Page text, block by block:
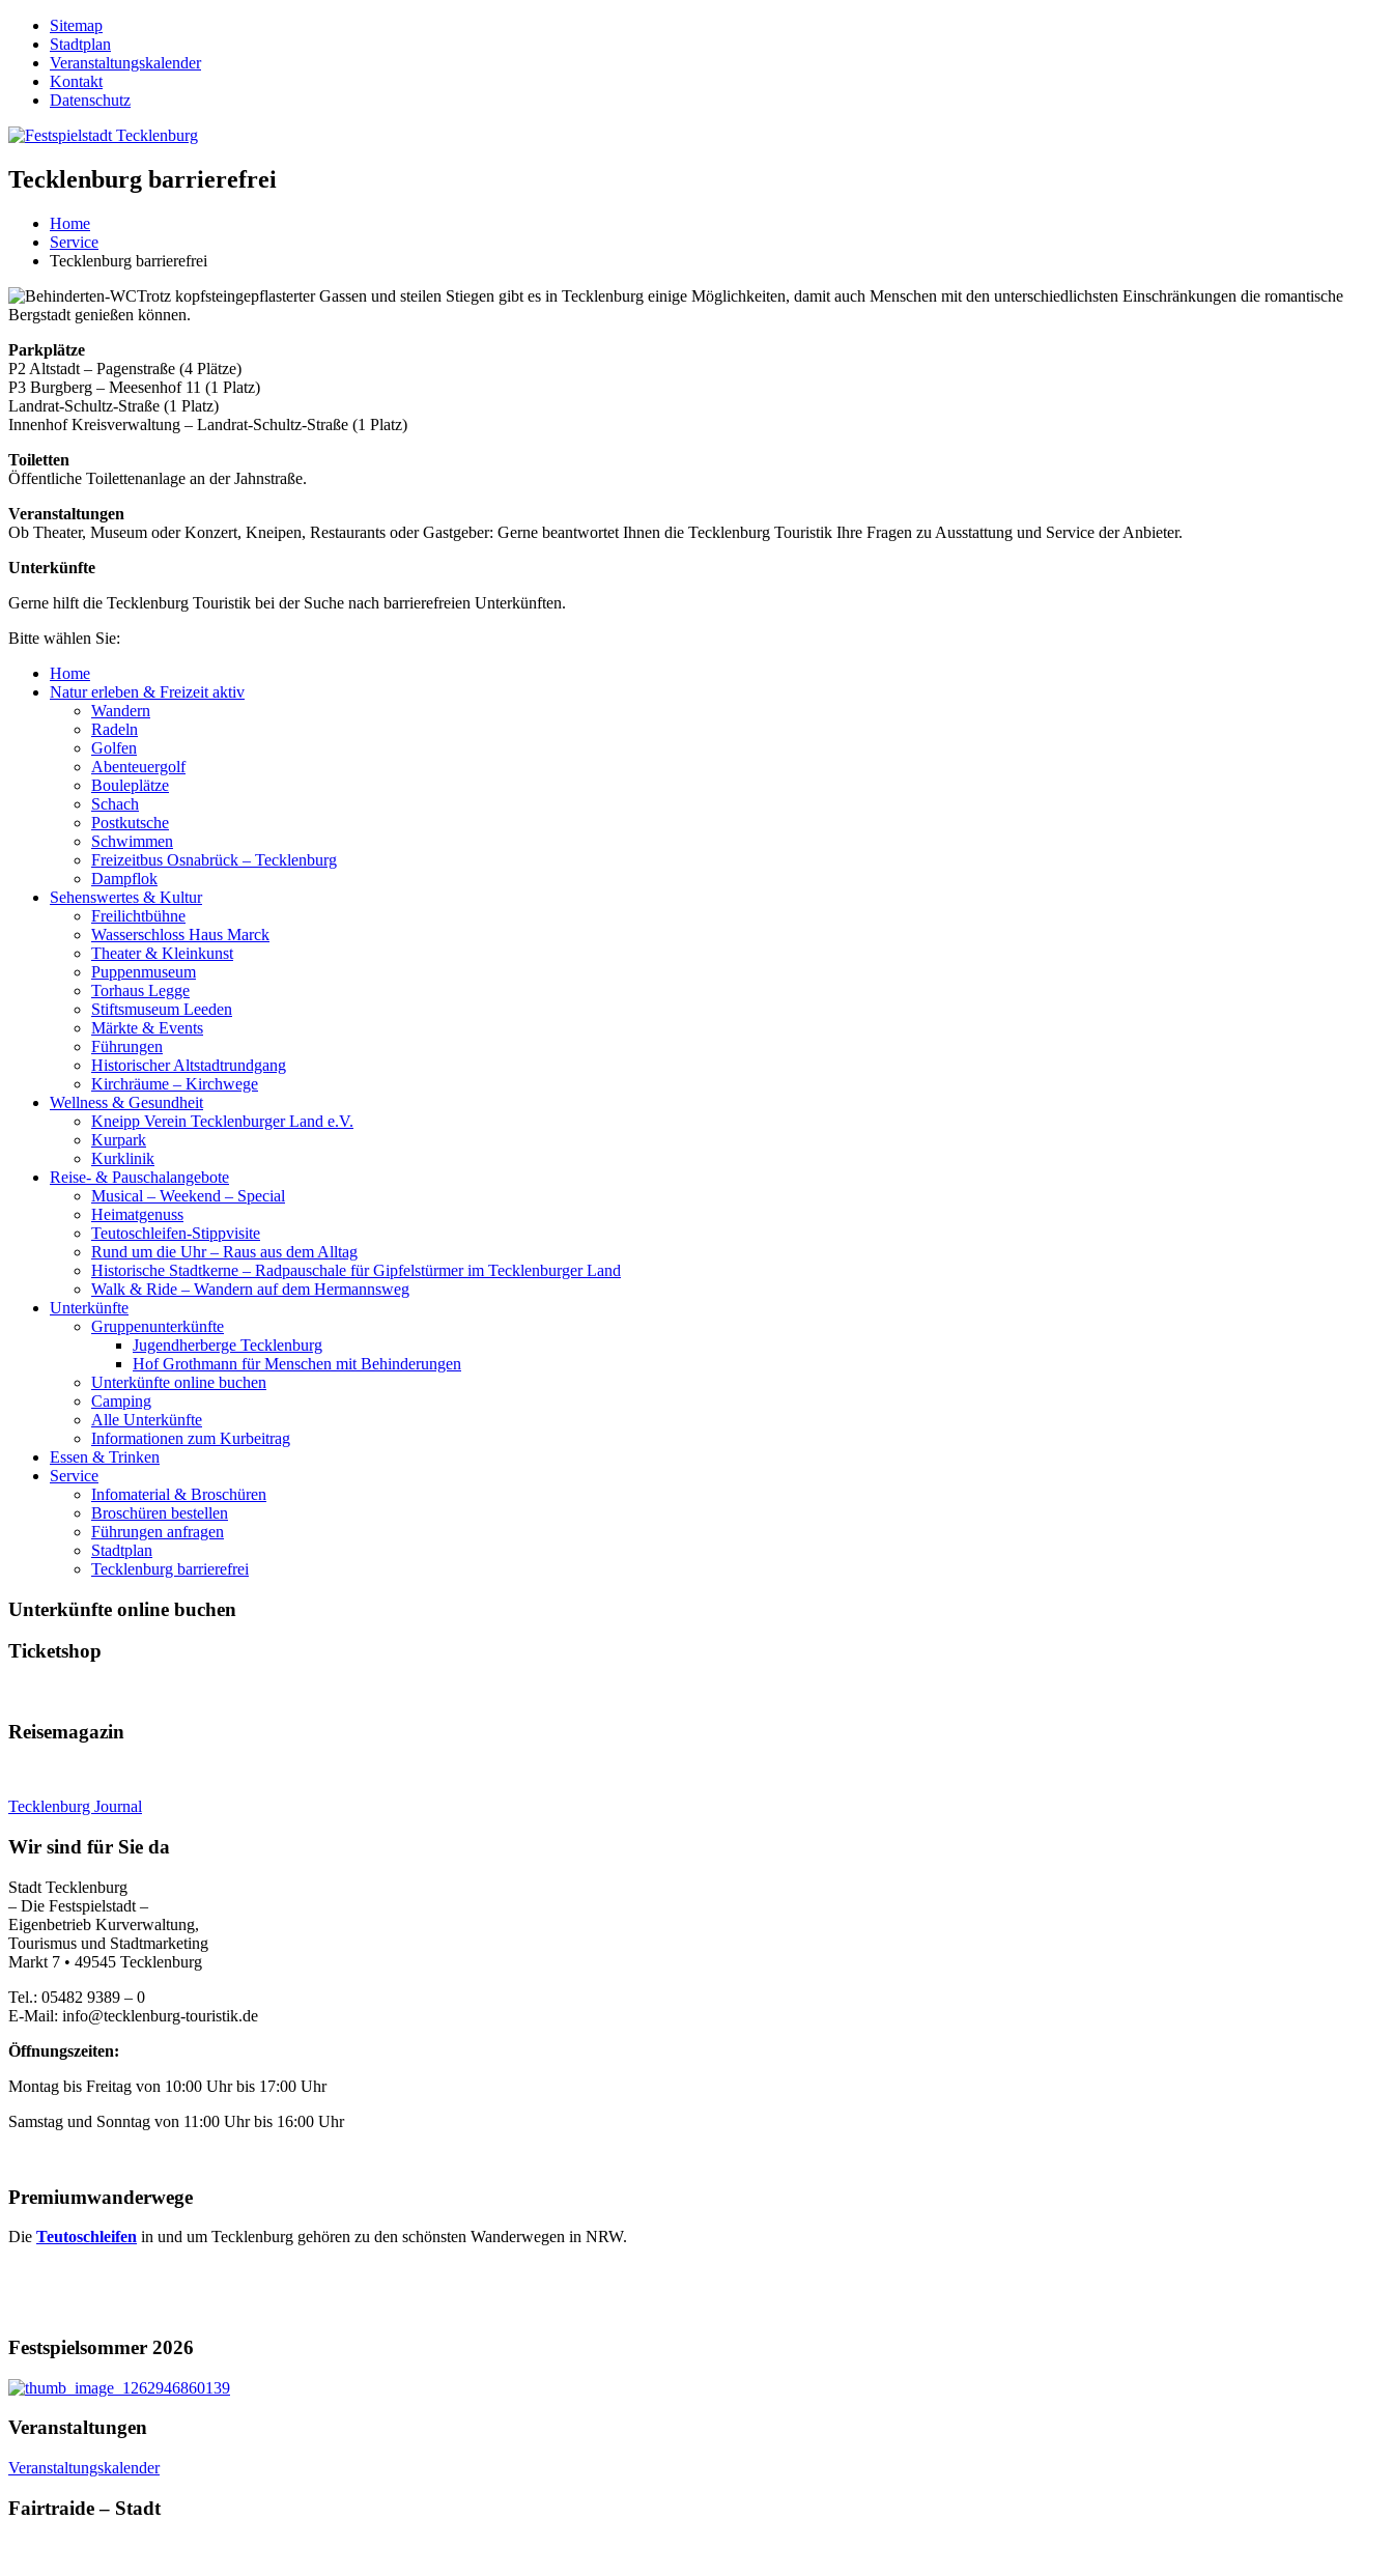
Sitemap
Stadtplan
Veranstaltungskalender
Kontakt
Datenschutz
Tecklenburg barrierefrei
Home
Service
Tecklenburg barrierefrei
Trotz kopfsteingepflasterter Gassen und steilen Stiegen gibt es in Tecklenburg einige Möglichkeiten, damit auch Menschen mit den unterschiedlichsten Einschränkungen die romantische
Bergstadt genießen können.
Parkplätze
P2 Altstadt – Pagenstraße (4 Plätze)
P3 Burgberg – Meesenhof 11 (1 Platz)
Landrat-Schultz-Straße (1 Platz)
Innenhof Kreisverwaltung – Landrat-Schultz-Straße (1 Platz)
Toiletten
Öffentliche Toilettenanlage an der Jahnstraße.
Veranstaltungen
Ob Theater, Museum oder Konzert, Kneipen, Restaurants oder Gastgeber: Gerne beantwortet Ihnen die Tecklenburg Touristik Ihre Fragen zu Ausstattung und Service der Anbieter.
Unterkünfte
Gerne hilft die Tecklenburg Touristik bei der Suche nach barrierefreien Unterkünften.
Bitte wählen Sie:
Home
Natur erleben & Freizeit aktiv
Wandern
Radeln
Golfen
Abenteuergolf
Bouleplätze
Schach
Postkutsche
Schwimmen
Freizeitbus Osnabrück – Tecklenburg
Dampflok
Sehenswertes & Kultur
Freilichtbühne
Wasserschloss Haus Marck
Theater & Kleinkunst
Puppenmuseum
Torhaus Legge
Stiftsmuseum Leeden
Märkte & Events
Führungen
Historischer Altstadtrundgang
Kirchräume – Kirchwege
Wellness & Gesundheit
Kneipp Verein Tecklenburger Land e.V.
Kurpark
Kurklinik
Reise- & Pauschalangebote
Musical – Weekend – Special
Heimatgenuss
Teutoschleifen-Stippvisite
Rund um die Uhr – Raus aus dem Alltag
Historische Stadtkerne – Radpauschale für Gipfelstürmer im Tecklenburger Land
Walk & Ride – Wandern auf dem Hermannsweg
Unterkünfte
Gruppenunterkünfte
Jugendherberge Tecklenburg
Hof Grothmann für Menschen mit Behinderungen
Unterkünfte online buchen
Camping
Alle Unterkünfte
Informationen zum Kurbeitrag
Essen & Trinken
Service
Infomaterial & Broschüren
Broschüren bestellen
Führungen anfragen
Stadtplan
Tecklenburg barrierefrei
Unterkünfte online buchen
Ticketshop
Reisemagazin
Tecklenburg Journal
Wir sind für Sie da
Stadt Tecklenburg
– Die Festspielstadt –
Eigenbetrieb Kurverwaltung,
Tourismus und Stadtmarketing
Markt 7 • 49545 Tecklenburg
Tel.: 05482 9389 – 0
E-Mail: info@tecklenburg-touristik.de
Öffnungszeiten:
Montag bis Freitag von 10:00 Uhr bis 17:00 Uhr
Samstag und Sonntag von 11:00 Uhr bis 16:00 Uhr
Premiumwanderwege
Die Teutoschleifen in und um Tecklenburg gehören zu den schönsten Wanderwegen in NRW.
Festspielsommer 2026
Veranstaltungen
Veranstaltungskalender
Fairtraide – Stadt